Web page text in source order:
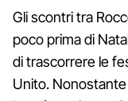
Gli scontri tra
poco prima di
di trascorrere le
Unito.